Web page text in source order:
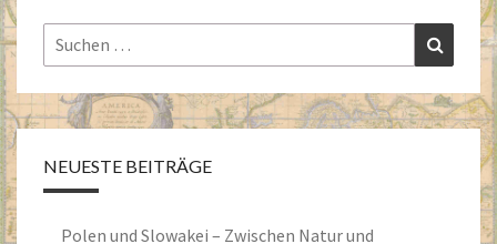
Suchen
nach:
Suchen
NEUESTE BEITRÄGE
Polen und Slowakei – Zwischen Natur und